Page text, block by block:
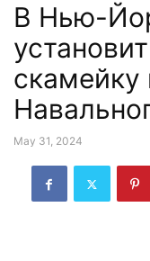
Эксклюзив
В Нью-
скамейку
May 31, 2024